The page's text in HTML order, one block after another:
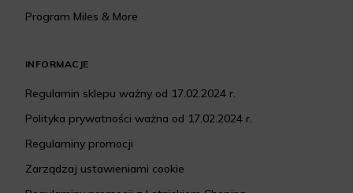
Program Miles & More
INFORMACJE
Regulamin sklepu ważny od 17.02.2024 r.
Polityka prywatności ważna od 17.02.2024 r.
Regulaminy promocji
Zarządzaj ustawieniami cookie